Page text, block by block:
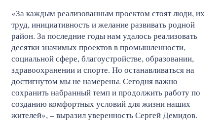
«За каждым реализованным проектом стоят люди, их
труд, инициативность и желание развивать родной
район. За последние годы нам удалось реализовать
десятки значимых проектов в промышленности,
социальной сфере, благоустройстве, образовании,
здравоохранении и спорте. Но останавливаться на
достигнутом мы не намерены. Сегодня важно
сохранить набранный темп и продолжить работу по
созданию комфортных условий для жизни наших
жителей», – выразил уверенность Сергей Демидов.